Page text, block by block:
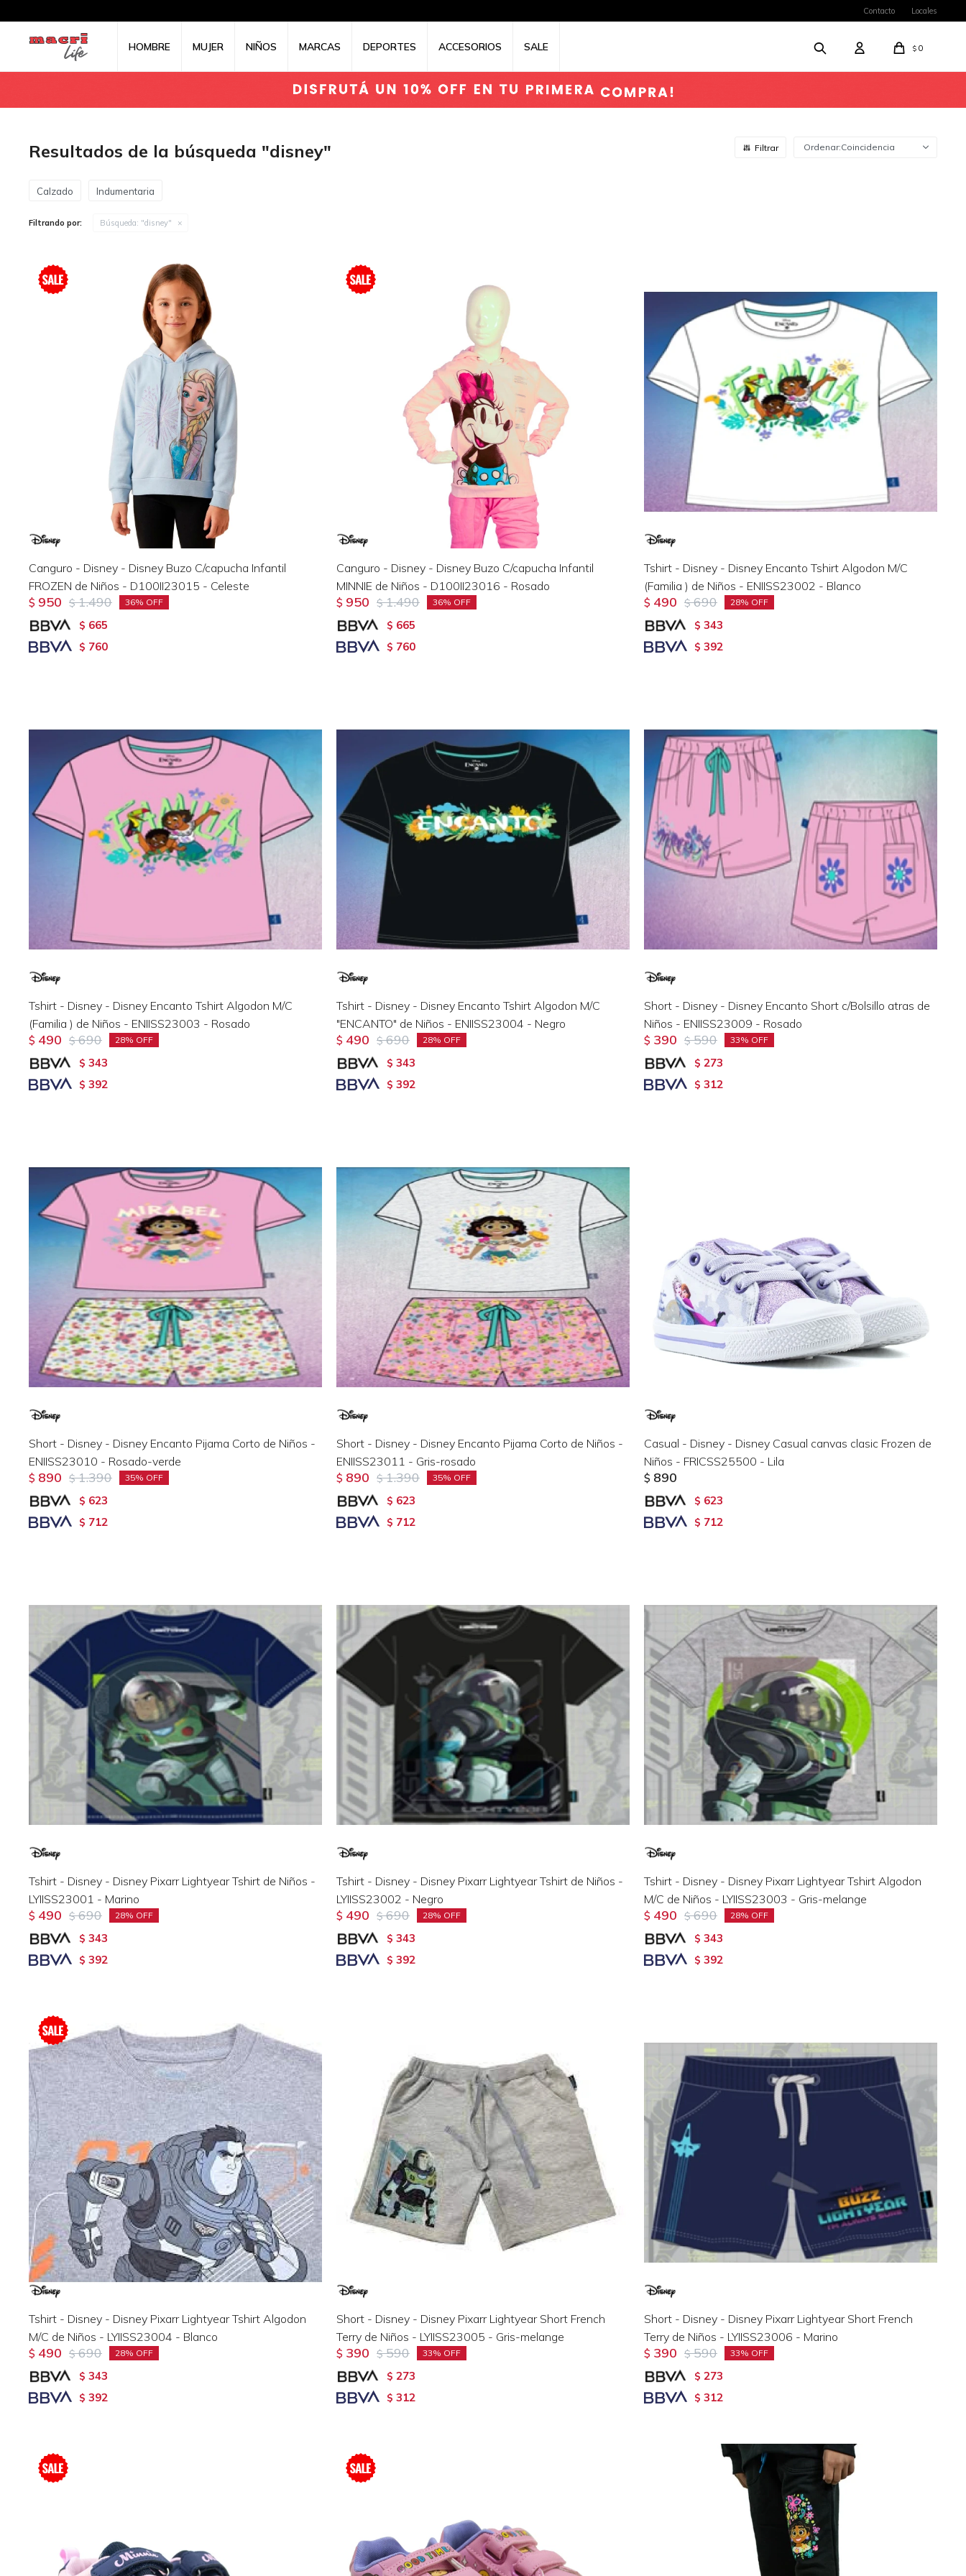
HOMBRE MUJER NIÑOS MARCAS DEPORTES ACCESORIOS SALE $ 0
Contacto Locales
Resultados de la búsqueda "disney" Coincidencia
Calzado Indumentaria
Filtrando por: Búsqueda: "disney"
Canguro - Disney - Disney Buzo C/capucha Infantil
FROZEN de Niños - D100II23015 - Celeste
$ 950 $ 1.490 36
$ 665
$ 760
Canguro - Disney - Disney Buzo C/capucha Infantil
MINNIE de Niños - D100II23016 - Rosado
$ 950 $ 1.490 36
$ 665
$ 760
Tshirt - Disney - Disney Encanto Tshirt Algodon M/C
(Familia ) de Niños - ENIISS23002 - Blanco
$ 490 $ 690 28
$ 343
$ 392
Tshirt - Disney - Disney Encanto Tshirt Algodon M/C
(Familia ) de Niños - ENIISS23003 - Rosado
$ 490 $ 690 28
$ 343
$ 392
Tshirt - Disney - Disney Encanto Tshirt Algodon M/C
"ENCANTO" de Niños - ENIISS23004 - Negro
$ 490 $ 690 28
$ 343
$ 392
Short - Disney - Disney Encanto Short c/Bolsillo atras de
Niños - ENIISS23009 - Rosado
$ 390 $ 590 33
$ 273
$ 312
Short - Disney - Disney Encanto Pijama Corto de Niños -
ENIISS23010 - Rosado-verde
$ 890 $ 1.390 35
$ 623
$ 712
Short - Disney - Disney Encanto Pijama Corto de Niños -
ENIISS23011 - Gris-rosado
$ 890 $ 1.390 35
$ 623
$ 712
Casual - Disney - Disney Casual canvas clasic Frozen de
Niños - FRICSS25500 - Lila
$ 890
$ 623
$ 712
Tshirt - Disney - Disney Pixarr Lightyear Tshirt de Niños -
LYIISS23001 - Marino
$ 490 $ 690 28
$ 343
$ 392
Tshirt - Disney - Disney Pixarr Lightyear Tshirt de Niños -
LYIISS23002 - Negro
$ 490 $ 690 28
$ 343
$ 392
Tshirt - Disney - Disney Pixarr Lightyear Tshirt Algodon
M/C de Niños - LYIISS23003 - Gris-melange
$ 490 $ 690 28
$ 343
$ 392
Tshirt - Disney - Disney Pixarr Lightyear Tshirt Algodon
M/C de Niños - LYIISS23004 - Blanco
$ 490 $ 690 28
$ 343
$ 392
Short - Disney - Disney Pixarr Lightyear Short French
Terry de Niños - LYIISS23005 - Gris-melange
$ 390 $ 590 33
$ 273
$ 312
Short - Disney - Disney Pixarr Lightyear Short French
Terry de Niños - LYIISS23006 - Marino
$ 390 $ 590 33
$ 273
$ 312